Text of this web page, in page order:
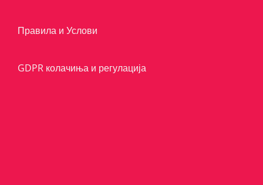
Правила и Услови
GDPR колачиња и регулација